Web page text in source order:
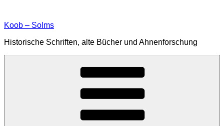
springen
Koob – Solms
Historische Schriften, alte Bücher und Ahnenforschung